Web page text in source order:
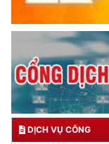
DỊCH VỤ CÔNG